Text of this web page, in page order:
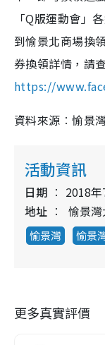
「Q版運動會」
到愉景北商場換
券換領詳情，請
https://
資料來源︰愉景
活動資訊
日期
2018
地址
愉景
愉景灣 愉景
更多真實評價